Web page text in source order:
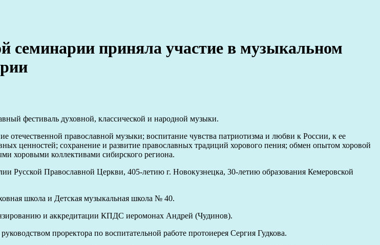
семинарии приняла участие в музыкальном
фестиваль духовной, классической и народной музыки.
отечественной православной музыки; воспитание чувства патриотизма и любви к России, к ее
ценностей; сохранение и развитие православных традиций хорового пения; обмен опытом хоровой
хоровыми коллективами сибирского региона.
Русской Православной Церкви, 405-летию г. Новокузнецка, 30-летию образования Кемеровской
школа и Детская музыкальная школа № 40.
и аккредитации КПДС иеромонах Андрей (Чудинов).
проректора по воспитательной работе протоиерея Сергия Гудкова.